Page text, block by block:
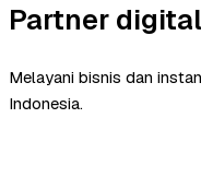
Partner
Melayani bisnis dan
Indonesia.